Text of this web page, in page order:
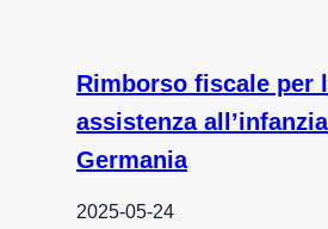
Rimborso fiscale per
assistenza
Germania
2025-05-24